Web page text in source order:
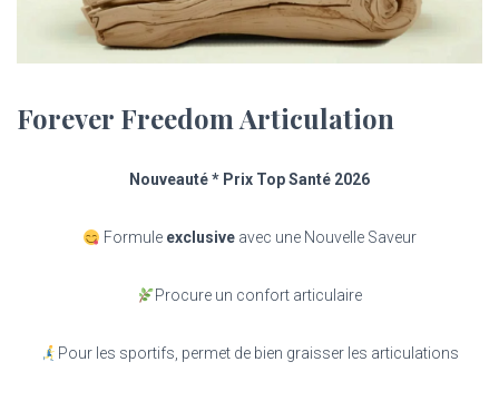
Forever Freedom Articulation
Nouveauté * Prix Top Santé 2026
Formule exclusiveavec une Nouvelle Saveur
Procure un confort articulaire
Pour les sportifs, permet de bien graisser les articulations